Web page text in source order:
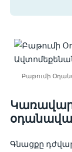
Բաթումի
Գնացքը դժվար